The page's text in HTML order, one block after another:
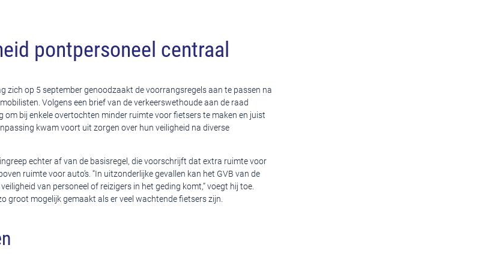
pontpersoneel centraal
zich op 5 september genoodzaakt de voorrangsregels aan te passen na
Volgens een brief van de verkeerswethoude aan de raad
om bij enkele overtochten minder ruimte voor fietsers te maken en juist
kwam voort uit zorgen over hun veiligheid na diverse
echter af van de basisregel, die voorschrijft dat extra ruimte voor
ruimte voor auto’s. “In uitzonderlijke gevallen kan het GVB van de
van personeel of reizigers in het geding komt,” voegt hij toe.
groot mogelijk gemaakt als er veel wachtende fietsers zijn.